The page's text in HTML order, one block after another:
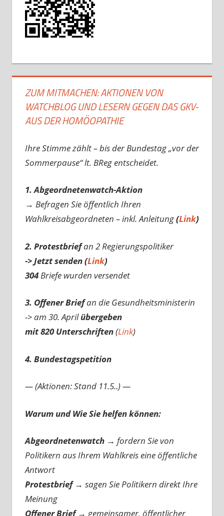
ZUM MITMACHEN: AKTIONEN VON
WATCHBLOG UND LESERN GEGEN DAS GKV-
AUS DER HOMÖOPATHIE
Ihre Stimme zählt – bis der Bundestag „vor der
Sommerpause“ lt. BReg entscheidet.
1. Abgeordnetenwatch-Aktion
→ Befragen Sie öffentlich Ihren
Wahlkreisabgeordneten – inkl. Anleitung(Link)
2. Protestbriefan 2 Regierungspolitiker
-> Jetzt senden (Link)
304Briefe wurden versendet
3. Offener Briefan die Gesundheitsministerin
-> am 30. Aprilübergeben
mit 820 Unterschriften(Link)
4. Bundestagspetition
— (Aktionen: Stand 11.5..) —
Warum und Wie Sie helfen können:
Abgeordnetenwatch → fordern Sie von
Politikern aus Ihrem Wahlkreis eine öffentliche
Antwort
Protestbrief → sagen Sie Politikern direkt Ihre
Meinung
Offener Brief → gemeinsamer, öffentlicher